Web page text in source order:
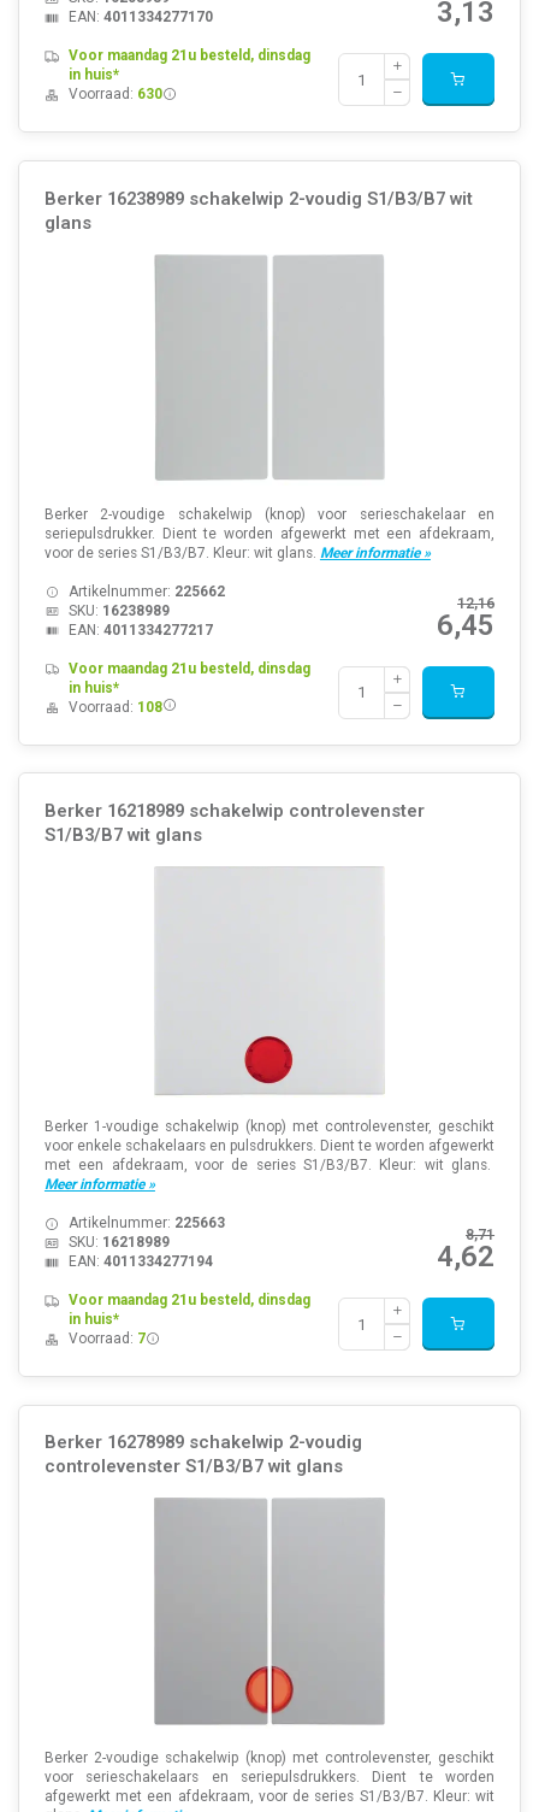
3,13
EAN: 4011334277170
Voor maandag 21u besteld, dinsdag
in huis*
Voorraad: 630
Berker 16238989 schakelwip 2-voudig S1/B3/B7 wit
glans
Berker 2-voudige schakelwip (knop) voor serieschakelaar en
seriepulsdrukker. Dient te worden afgewerkt met een afdekraam,
voor de series S1/B3/B7. Kleur: wit glans. Meer informatie »
12,16
6,45
Artikelnummer: 225662
SKU: 16238989
EAN: 4011334277217
Voor maandag 21u besteld, dinsdag
in huis*
Voorraad: 108
Berker 16218989 schakelwip controlevenster
S1/B3/B7 wit glans
Berker 1-voudige schakelwip (knop) met controlevenster, geschikt
voor enkele schakelaars en pulsdrukkers. Dient te worden afgewerkt
met een afdekraam, voor de series S1/B3/B7. Kleur: wit glans.
Meer informatie »
8,71
4,62
Artikelnummer: 225663
SKU: 16218989
EAN: 4011334277194
Voor maandag 21u besteld, dinsdag
in huis*
Voorraad: 7
Berker 16278989 schakelwip 2-voudig
controlevenster S1/B3/B7 wit glans
Berker 2-voudige schakelwip (knop) met controlevenster, geschikt
voor serieschakelaars en seriepulsdrukkers. Dient te worden
afgewerkt met een afdekraam, voor de series S1/B3/B7. Kleur: wit